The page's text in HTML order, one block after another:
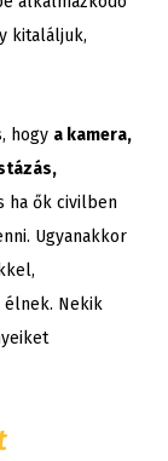
kitaláljuk,
hogy a kamera,
ha ők civilben
Ugyanakkor
Nekik